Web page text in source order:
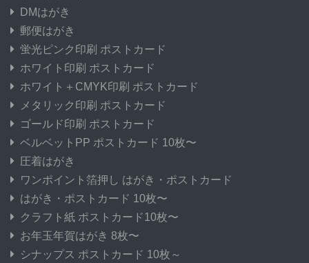
DMはがき
郵便はがき
蛍光ピンク印刷 ポストカード
ホワイト印刷 ポストカード
ホワイト＋CMYK印刷 ポストカード
メタリック印刷 ポストカード
ゴールド印刷 ポストカード
ベルベットPP ポストカード 10枚〜
圧着はがき
ワンポイント箔押し はがき・ポストカード
はがき・ポストカード 10枚〜
クラフト紙 ポストカード10枚〜
お年玉年賀はがき 8枚〜
シナップス ポストカード 10枚～